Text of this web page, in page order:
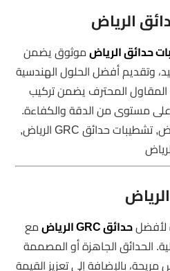
الرياض
حدائق الرياضموثوق يضمن
وتقديم أفضل الحلول الهندسية
المقاول المحترف يضمن تركيب
مستوى من الدقة والكفاءة.
مقاول تشطيبات حدائق الرياض, تشطيبات حدائق GRC الرياض,
لأفضلحدائق GRC الرياض
مع
الحدائق الجاهزة أو المصممة
بالإضافة إلى تعزيز القيمة